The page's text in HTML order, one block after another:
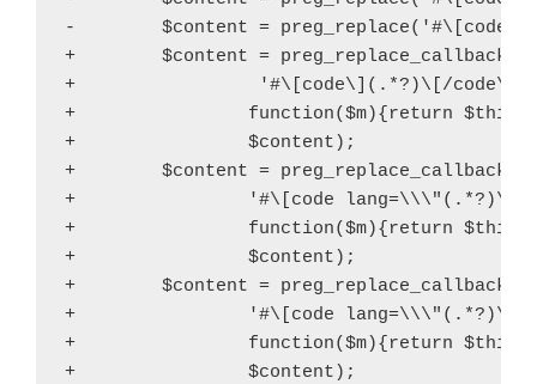
-        $content =
+        $content = preg_replace_callback(
+                 '#\[code\](.*?)\[/
+                function($m){return $this-
+                $content);
+        $content = preg_replace_callback(
+                '#\[code
+                function($m){return $this-
+                $content);
+        $content = preg_replace_callback(
+                '#\[code
+                function($m){return $this-
+                $content);
A6とハガキの用紙サイズの違いにけんより
SQLiteのサブクエリの落とし穴 に
クエリの書き方
より
Thunderbirdの本文フィルタが働かない ⇒quoted-printable
の字面そのものを（も）指定 にoshiro より
Thunderbirdの本文フィルタが働かない ⇒quoted-printable
の字面そのものを（も）指定 に通行人より
アーカイブ